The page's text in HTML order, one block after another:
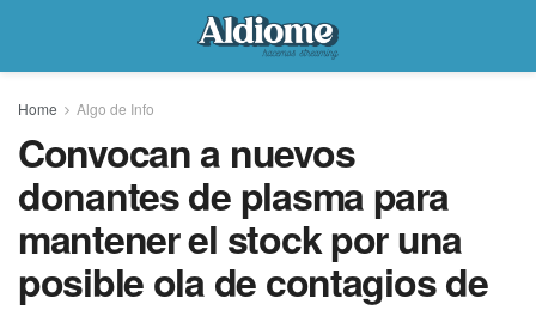
Home Algo de Info
Convocan a nuevos
donantes de plasma para
mantener el stock por una
posible ola de contagios de